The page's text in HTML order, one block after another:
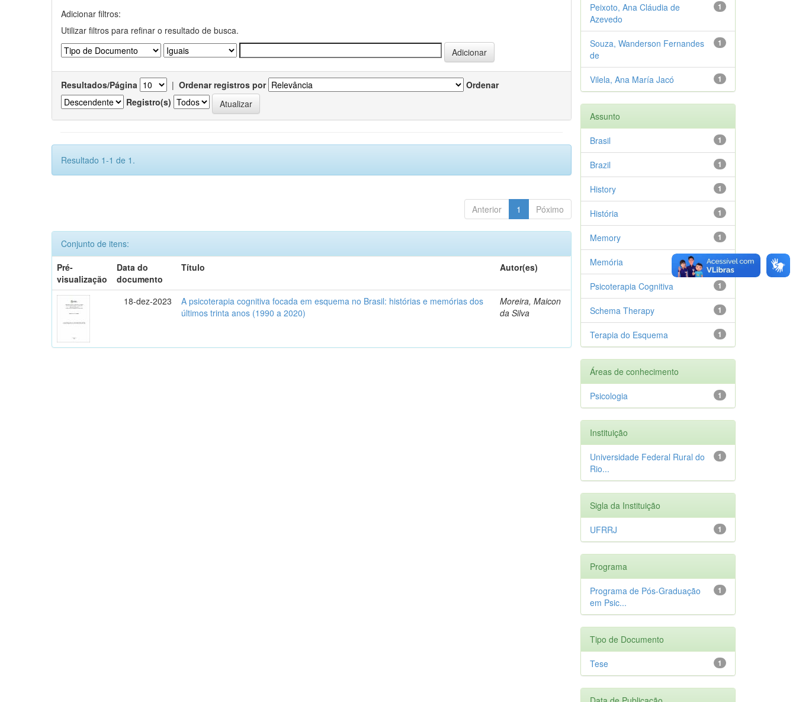
Adicionar filtros:
Utilizar filtros para refinar o resultado de busca.
Resultados/Página | Ordenar registros por
Ordenar
Registro(s)
Resultado 1-1 de 1.
Anterior 1 Póximo
Conjunto de itens:
Pré-
visualização
Data do
documento
Título Autor(es)
18-dez-2023
A psicoterapia cognitiva focada em esquema no Brasil: histórias e memórias dos
últimos trinta anos (1990 a 2020)
Moreira, Maicon
da Silva
1
Peixoto, Ana Cláudia de
Azevedo
1
Souza, Wanderson Fernandes
de
1
Vilela, Ana María Jacó
Assunto
1
Brasil
1
Brazil
1
History
1
História
1
Memory
1
Memória
1
Psicoterapia Cognitiva
1
Schema Therapy
1
Terapia do Esquema
Áreas de conhecimento
1
Psicologia
Instituição
1
Universidade Federal Rural do
Rio...
Sigla da Instituição
1
UFRRJ
Programa
1
Programa de Pós-Graduação
em Psic...
Tipo de Documento
1
Tese